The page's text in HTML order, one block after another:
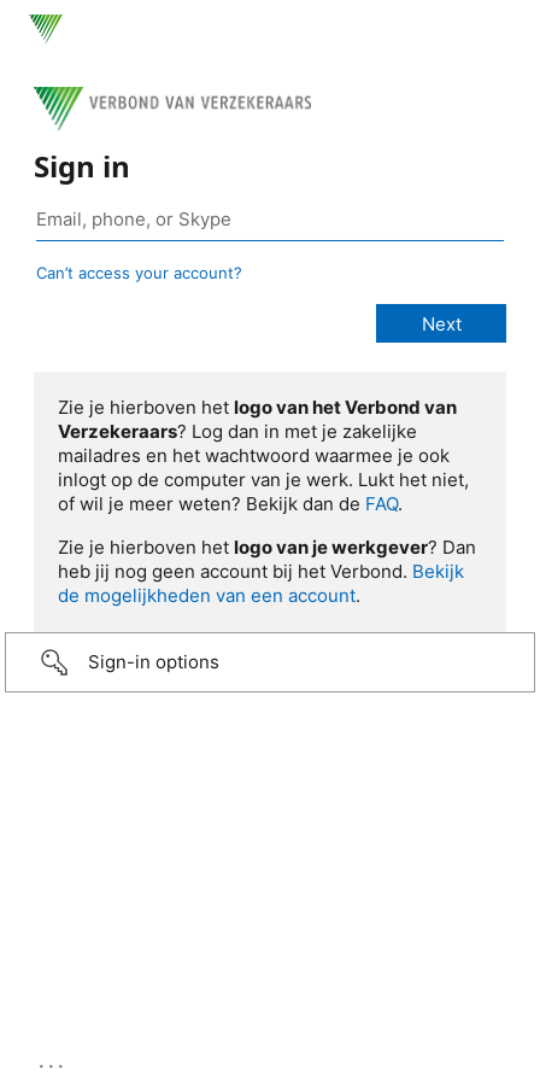
Sign in
Can’t access your account?
Zie je hierboven het logo van het Verbond van
Verzekeraars? Log dan in met je zakelijke
mailadres en het wachtwoord waarmee je ook
inlogt op de computer van je werk. Lukt het niet,
of wil je meer weten? Bekijk dan de FAQ.
Zie je hierboven het logo van je werkgever? Dan
heb jij nog geen account bij het Verbond. Bekijk
de mogelijkheden van een account.
Sign-in options
...